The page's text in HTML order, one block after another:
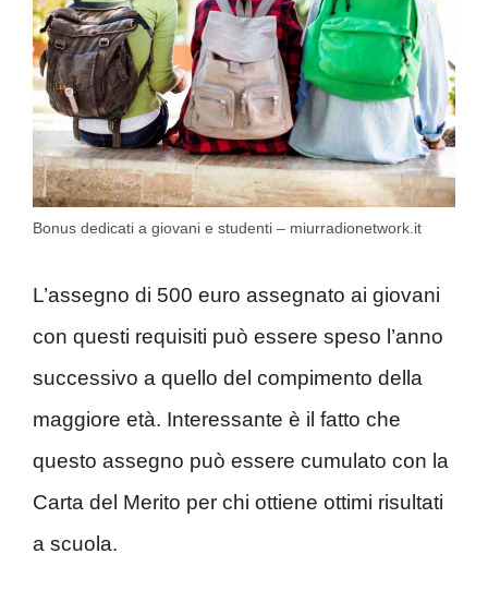
Bonus dedicati a giovani e studenti – miurradionetwork.it
L’assegno di 500 euro assegnato ai giovani
con questi requisiti può essere speso l’anno
successivo a quello del compimento della
maggiore età. Interessante è il fatto che
questo assegno può essere cumulato con la
Carta del Merito per chi ottiene ottimi risultati
a scuola.